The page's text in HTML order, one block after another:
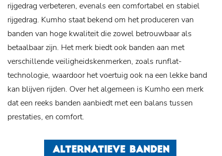
rijgedrag verbeteren, evenals een comfortabel en stabiel
rijgedrag. Kumho staat bekend om het produceren van
banden van hoge kwaliteit die zowel betrouwbaar als
betaalbaar zijn. Het merk biedt ook banden aan met
verschillende veiligheidskenmerken, zoals runflat-
technologie, waardoor het voertuig ook na een lekke band
kan blijven rijden. Over het algemeen is Kumho een merk
dat een reeks banden aanbiedt met een balans tussen
prestaties, en comfort.
ALTERNATIEVE BANDEN